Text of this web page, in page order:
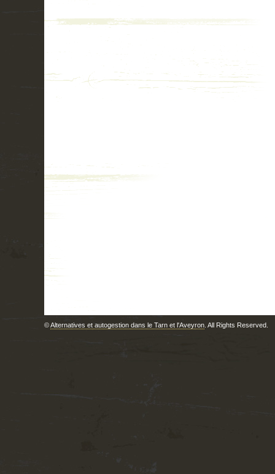
©Alternatives et autogestion dans le Tarn et l'Aveyron . All Rights Reserved.